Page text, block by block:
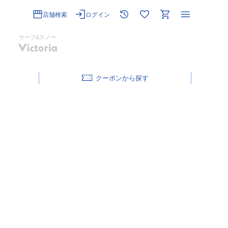
店舗検索 ログイン
サーフ&スノー
クーポン